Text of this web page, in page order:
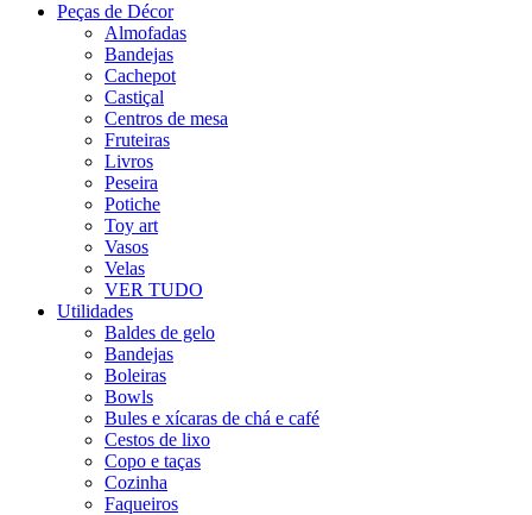
Peças de Décor
Almofadas
Bandejas
Cachepot
Castiçal
Centros de mesa
Fruteiras
Livros
Peseira
Potiche
Toy art
Vasos
Velas
VER TUDO
Utilidades
Baldes de gelo
Bandejas
Boleiras
Bowls
Bules e xícaras de chá e café
Cestos de lixo
Copo e taças
Cozinha
Faqueiros